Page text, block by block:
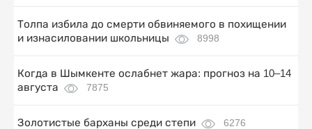
Толпа избила до смерти обвиняемого в похищении
и изнасиловании школьницы
8998
Когда в Шымкенте ослабнет жара: прогноз на 10–14
августа
7875
Золотистые барханы среди степи 6276